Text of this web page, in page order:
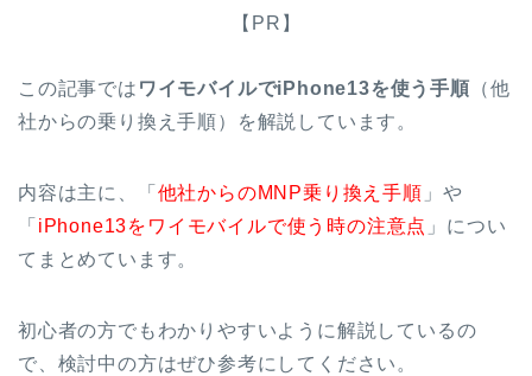
【PR】
この記事では ワイモバイルでiPhone13を使う手順 （他
社からの乗り換え手順）を解説しています。
内容は主に、「 他社からのMNP乗り換え手順 」や
「 iPhone13をワイモバイルで使う時の注意点 」につい
てまとめています。
初心者の方でもわかりやすいように解説しているの
で、検討中の方はぜひ参考にしてください。